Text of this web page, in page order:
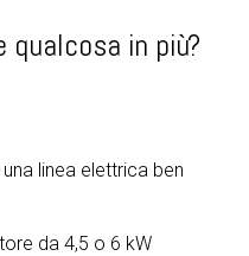
in più?
linea elettrica ben
da 4,5 o 6 kW